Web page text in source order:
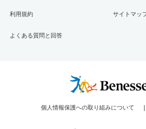
利用規約
よくある質問と回答
サイトマッ
個人情報保護への取り組みについて